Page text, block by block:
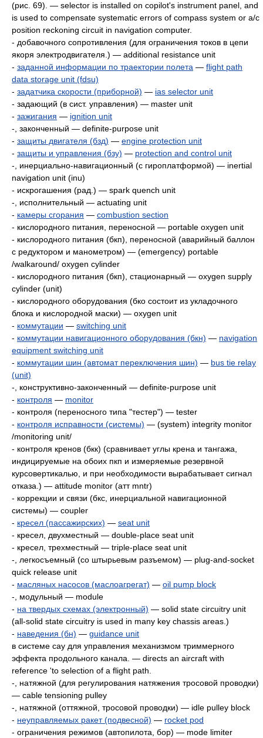
(рис. 69). — selector is installed on сopilot's instrument panel, and
is used to compensate systematic errors оf compass system or а/с
position reckoning circuit in navigation computer.
- добавочного сопротивления (для ограничения токов в цепи
якоря электродвигателя.) — additional resistance unit
- заданной информации по траектории полета — flight path
data storage unit (fdsu)
- задатчика скорости (приборной) — ias selector unit
- задающий (в сист. управления) — master unit
- зажигания — ignition unit
-, законченный — definite-purpose unit
- защиты двигателя (бзд) — engine protection unit
- защиты и управления (бзу) — protection and control unit
-, инерциально-навигационный (с гироплатформой) — inertial
navigation unit (inu)
- искрогашения (рад.) — spark quench unit
-, исполнительный — actuating unit
- камеры сгорания — combustion section
- кислородного питания, переносной — portable oxygen unit
- кислородного питания (бкп), переносной (аварийный баллон
с редуктором и манометром) — (emergency) portable
/walkaround/ oxygen cylinder
- кислородного питания (бкп), стационарный — oxygen supply
cylinder (unit)
- кислородного оборудования (бко состоит из укладочного
блока и кислородной маски) — oxygen unit
- коммутации — switching unit
- коммутации навигационного оборудования (бкн) — navigation
equipment switching unit
- коммутации шин (автомат переключения шин) — bus tie relay
(unit)
-, конструктивно-законченный — definite-purpose unit
- контроля — monitor
- контроля (переносного типа "тестер") — tester
- контроля исправности (системы) — (system) integrity monitor
/monitoring unit/
- контроля кренов (бкк) (сравнивает углы крена и тангажа,
индицируемые на обоих пкп и измеряемые резервной
курсовертикалью, и при необходимости вырабатывает сигнал
отказа.) — attitude monitor (атт mntr)
- коррекции и связи (бкс, инерциальной навигационной
системы) — coupler
- кресел (пассажирских) — seat unit
- кресел, двухместный — double-place seat unit
- кресел, трехместный — triple-place seat unit
-, легкосъемный (со штырьевым разъемом) — plug-and-socket
quick release unit
- масляных насосов (маслоагрегат) — oil pump block
-, модульный — module
- на твердых схемах (электронный) — solid state circuitry unit
(all-solid state circuitry is used in many key chassis areas.)
- наведения (бн) — guidance unit
в системе сау для управления механизмом триммерного
эффекта продольного канала. — directs an aircraft with
referеncе 'to selection of a flight path.
-, натяжной (для регулирования натяжения тросовой проводки)
— cable tensioning pulley
-, натяжной (оттяжной, тросовой проводки) — idle pulley block
- неуправляемых ракет (подвесной) — rocket pod
- ограничения режимов (автопилота, бор) — mode limiter